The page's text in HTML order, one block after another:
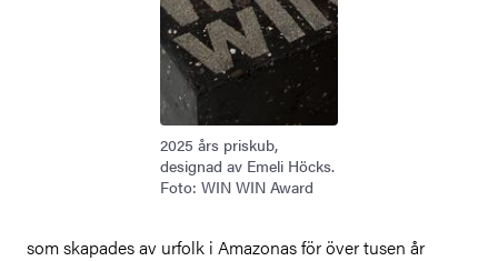
2025 års priskub,
designad av Emeli Höcks.
Foto: WIN WIN Award
som skapades av urfolk i Amazonas för över tusen år